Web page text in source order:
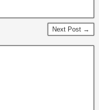
Next Post →